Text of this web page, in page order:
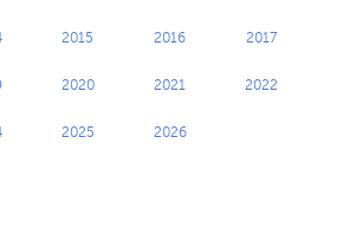
2015 2016 2017
2020 2021 2022
2025 2026